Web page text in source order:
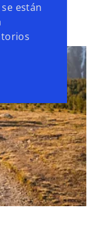
están